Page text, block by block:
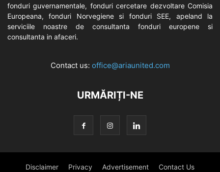
fonduri guvernamentale, fonduri cercetare dezvoltare Comisia
Europeana, fonduri Norvegiene si fonduri SEE, apeland la
serviciile noastre de consultanta fonduri europene si
consultanta in afaceri.
Contact us: office@ariaunited.com
URMĂRIȚI-NE
Disclaimer Privacy Advertisement Contact Us